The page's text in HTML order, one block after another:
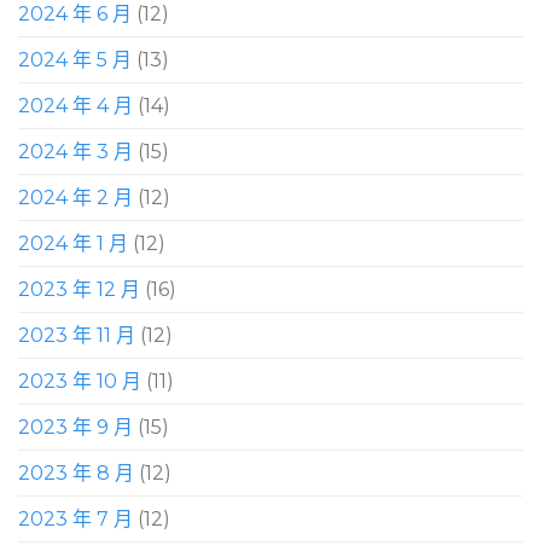
2024 年 6 月 (12)
2024 年 5 月 (13)
2024 年 4 月 (14)
2024 年 3 月 (15)
2024 年 2 月 (12)
2024 年 1 月 (12)
2023 年 12 月 (16)
2023 年 11 月 (12)
2023 年 10 月 (11)
2023 年 9 月 (15)
2023 年 8 月 (12)
2023 年 7 月 (12)